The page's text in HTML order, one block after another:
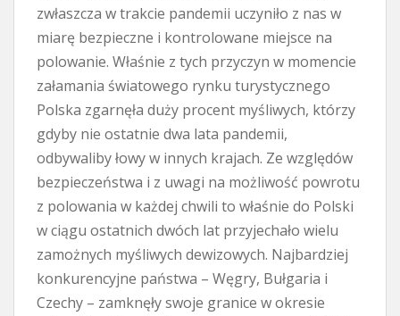
zwłaszcza w trakcie pandemii uczyniło z nas w
miarę bezpieczne i kontrolowane miejsce na
polowanie. Właśnie z tych przyczyn w momencie
załamania światowego rynku turystycznego
Polska zgarnęła duży procent myśliwych, którzy
gdyby nie ostatnie dwa lata pandemii,
odbywaliby łowy w innych krajach. Ze względów
bezpieczeństwa i z uwagi na możliwość powrotu
z polowania w każdej chwili to właśnie do Polski
w ciągu ostatnich dwóch lat przyjechało wielu
zamożnych myśliwych dewizowych. Najbardziej
konkurencyjne państwa – Węgry, Bułgaria i
Czechy – zamknęły swoje granice w okresie